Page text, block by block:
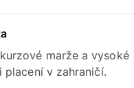
marže a vysoké
v zahraničí.